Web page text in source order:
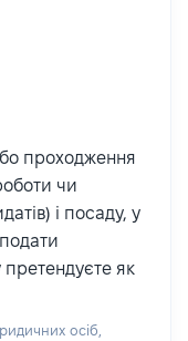
проходження
чи
і посаду, у
як
осіб,